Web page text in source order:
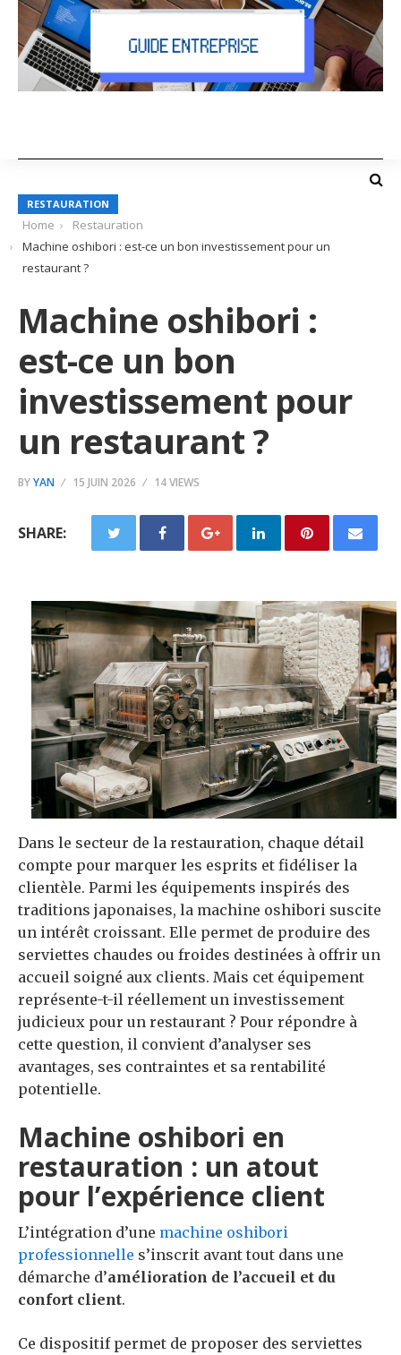
RESTAURATION
Home
Restauration
Machine oshibori : est-ce un bon investissement pour un
restaurant ?
Machine oshibori :
est-ce un bon
investissement pour
un restaurant ?
BYYAN 15 JUIN 2026 14 VIEWS
SHARE:
Dans le secteur de la restauration, chaque détail
compte pour marquer les esprits et fidéliser la
clientèle. Parmi les équipements inspirés des
traditions japonaises, la machine oshibori suscite
un intérêt croissant. Elle permet de produire des
serviettes chaudes ou froides destinées à offrir un
accueil soigné aux clients. Mais cet équipement
représente-t-il réellement un investissement
judicieux pour un restaurant ? Pour répondre à
cette question, il convient d’analyser ses
avantages, ses contraintes et sa rentabilité
potentielle.
Machine oshibori en
restauration : un atout
pour l’expérience client
L’intégration d’une machine oshibori
professionnelle s’inscrit avant tout dans une
démarche d’amélioration de l’accueil et du
confort client.
Ce dispositif permet de proposer des serviettes